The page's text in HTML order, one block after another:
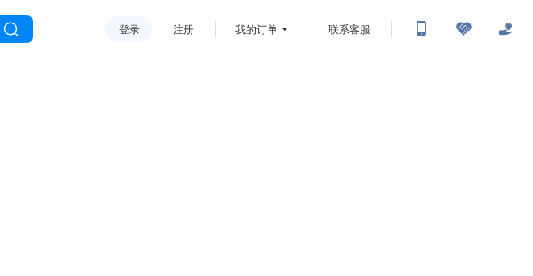
登录 注册 我的订单 联系客服